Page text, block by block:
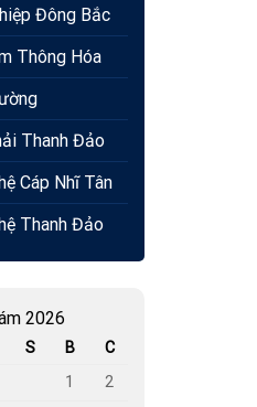
Đông Bắc
Thông Hóa
Thanh Đảo
Cáp Nhĩ Tân
Thanh Đảo
2026
S B
C
1
2